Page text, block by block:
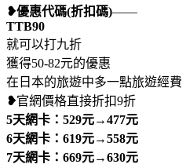
❥優惠代碼(折扣碼)——
TTB90
就可以打九折
獲得50-82元的優惠
在日本的旅遊中多一點旅遊經費
❥官網價格直接折扣9折
5天網卡：529元→477元
6天網卡：619元→558元
7天網卡：669元→630元